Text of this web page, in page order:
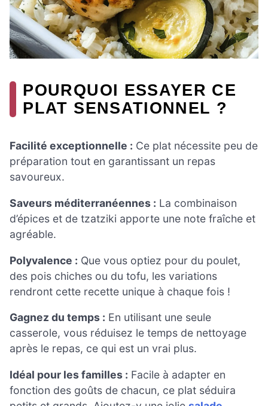
POURQUOI ESSAYER CE
PLAT SENSATIONNEL ?
Facilité exceptionnelle : Ce plat nécessite peu de
préparation tout en garantissant un repas
savoureux.
Saveurs méditerranéennes : La combinaison
d’épices et de tzatziki apporte une note fraîche et
agréable.
Polyvalence : Que vous optiez pour du poulet,
des pois chiches ou du tofu, les variations
rendront cette recette unique à chaque fois !
Gagnez du temps : En utilisant une seule
casserole, vous réduisez le temps de nettoyage
après le repas, ce qui est un vrai plus.
Idéal pour les familles : Facile à adapter en
fonction des goûts de chacun, ce plat séduira